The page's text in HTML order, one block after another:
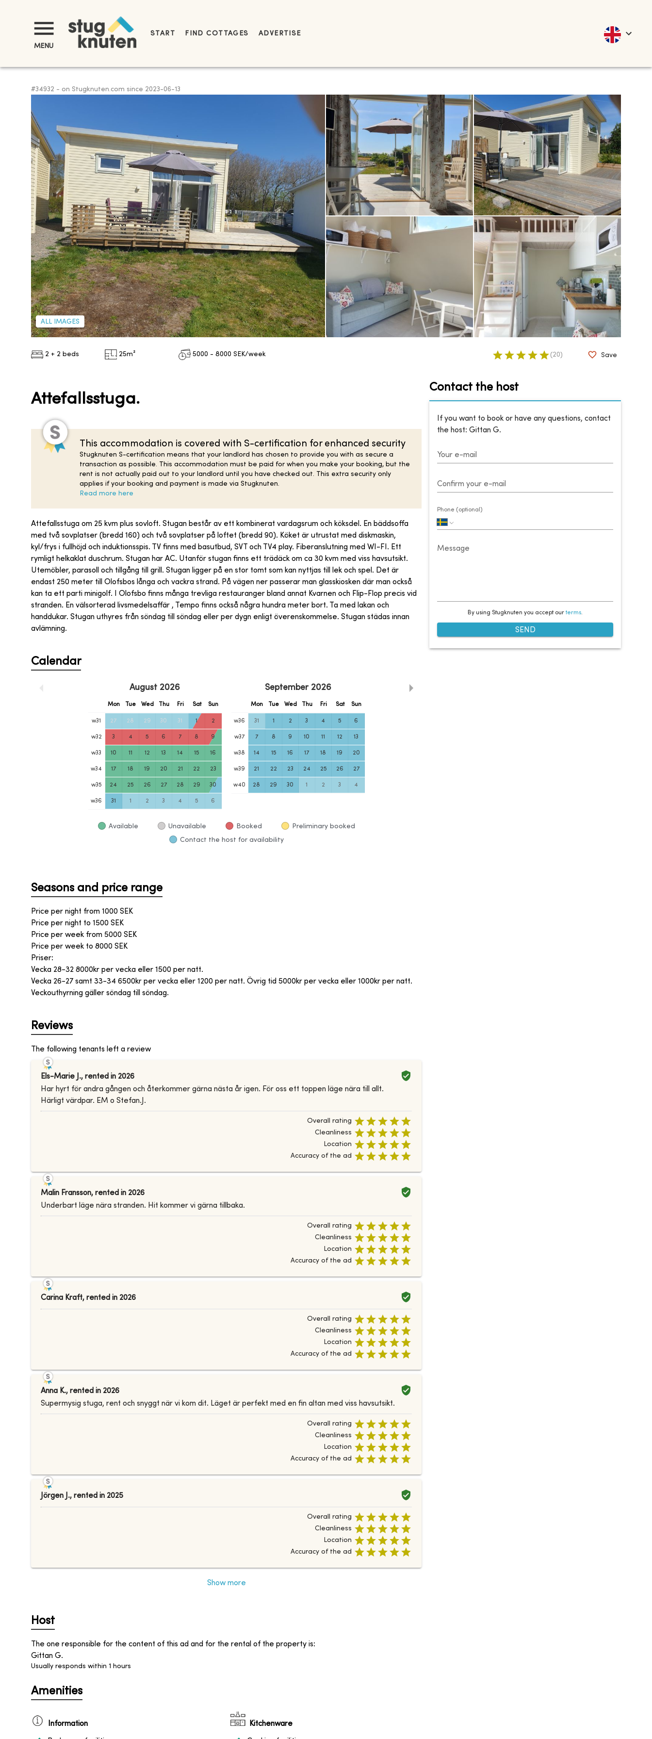
MENU
START FIND COTTAGES ADVERTISE
#34932 - on Stugknuten.com since 2023-06-13
ALL IMAGES
2 + 2 beds 25m² 5000 - 8000 SEK/week ( 20 ) Save
Attefallsstuga.
This accommodation is covered with S-certification for enhanced security
Stugknuten S-certification means that your landlord has chosen to provide you with as secure a
transaction as possible. This accommodation must be paid for when you make your booking, but the
rent is not actually paid out to your landlord until you have checked out. This extra security only
applies if your booking and payment is made via Stugknuten.
Read more here
Attefallsstuga om 25 kvm plus sovloft. Stugan består av ett kombinerat vardagsrum och köksdel. En bäddsoffa
med två sovplatser (bredd 160) och två sovplatser på loftet (bredd 90). Köket är utrustat med diskmaskin,
kyl/frys i fullhöjd och induktionsspis. TV finns med basutbud, SVT och TV4 play. Fiberanslutning med WI-FI. Ett
rymligt helkaklat duschrum. Stugan har AC. Utanför stugan finns ett trädäck om ca 30 kvm med viss havsutsikt.
Utemöbler, parasoll och tillgång till grill. Stugan ligger på en stor tomt som kan nyttjas till lek och spel. Det är
endast 250 meter till Olofsbos långa och vackra strand. På vägen ner passerar man glasskiosken där man också
kan ta ett parti minigolf. I Olofsbo finns många trevliga restauranger bland annat Kvarnen och Flip-Flop precis vid
stranden. En välsorterad livsmedelsaffär , Tempo finns också några hundra meter bort. Ta med lakan och
handdukar. Stugan uthyres från söndag till söndag eller per dygn enligt överenskommelse. Stugan städas innan
avlämning.
Calendar
August 2026
Mon Tue Wed Thu Fri Sat Sun
w31 27 28 29 30 31 1 2
w32 3 4 5 6 7 8 9
w33 10 11 12 13 14 15 16
w34 17 18 19 20 21 22 23
w35 24 25 26 27 28 29 30
w36 31 1 2 3 4 5 6
September 2026
Mon Tue Wed Thu Fri Sat Sun
w36 31 1 2 3 4 5 6
w37 7 8 9 10 11 12 13
w38 14 15 16 17 18 19 20
w39 21 22 23 24 25 26 27
w40 28 29 30 1 2 3 4
Available Unavailable Booked Preliminary booked
Contact the host for availability
Seasons and price range
Price per night from 1000 SEK
Price per night to 1500 SEK
Price per week from 5000 SEK
Price per week to 8000 SEK
Priser:
Vecka 28-32 8000kr per vecka eller 1500 per natt.
Vecka 26-27 samt 33-34 6500kr per vecka eller 1200 per natt. Övrig tid 5000kr per vecka eller 1000kr per natt.
Veckouthyrning gäller söndag till söndag.
Reviews
The following tenants left a review
Els-Marie J., rented in 2026
Har hyrt för andra gången och återkommer gärna nästa år igen. För oss ett toppen läge nära till allt.
Härligt värdpar. EM o Stefan.J.
Overall rating
Cleanliness
Location
Accuracy of the ad
Malin Fransson, rented in 2026
Underbart läge nära stranden. Hit kommer vi gärna tillbaka.
Overall rating
Cleanliness
Location
Accuracy of the ad
Carina Kraft, rented in 2026
Overall rating
Cleanliness
Location
Accuracy of the ad
Anna K., rented in 2026
Supermysig stuga, rent och snyggt när vi kom dit. Läget är perfekt med en fin altan med viss havsutsikt.
Overall rating
Cleanliness
Location
Accuracy of the ad
Jörgen J., rented in 2025
Overall rating
Cleanliness
Location
Accuracy of the ad
Show more
Host
The one responsible for the content of this ad and for the rental of the property is:
Gittan G.
Usually responds within 1 hours
Amenities
Information Kitchenware
Contact the host
If you want to book or have any questions, contact
the host: Gittan G.
Your e-mail
Confirm your e-mail
Phone (optional)
Message
By using Stugknuten you accept our terms.
SEND